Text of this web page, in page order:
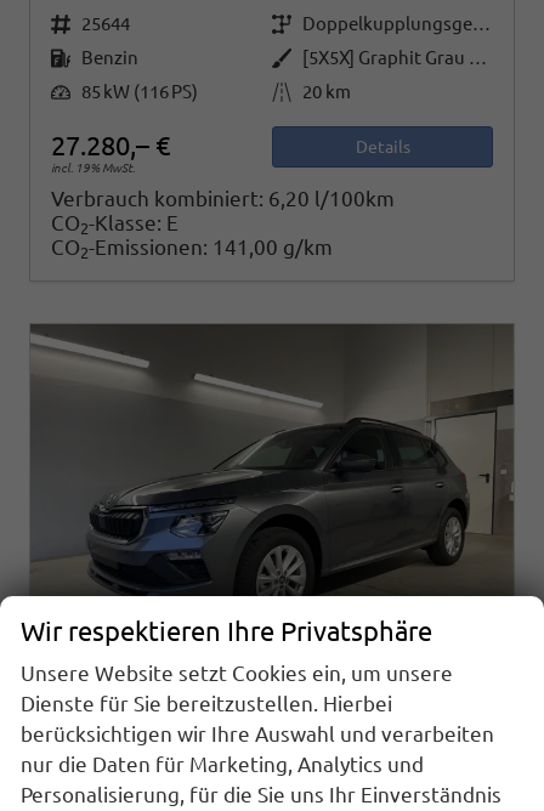
Fahrzeugnr. 25644 Getriebe
Doppelkupplungsgetriebe (DSG)
Kraftstoff Benzin Außenfarbe
[5X5X] Graphit Grau Metallic
Leistung 85 kW (116 PS) Kilometerstand 20 km
27.280,– €
incl. 19% MwSt.
Details
Verbrauch kombiniert: 6,20 l/100km
CO2-Klasse: E
CO2-Emissionen: 141,00 g/km
Skoda Kamiq
Selection 1.0 TSI DSG Matrix+AHK+Kamera+Sunset+PDCvohi+Kessy+Sitzheizung+GV4
sofort lieferbar Neuwagen
Wir respektieren Ihre Privatsphäre
Unsere Website setzt Cookies ein, um unsere
Dienste für Sie bereitzustellen. Hierbei
berücksichtigen wir Ihre Auswahl und verarbeiten
nur die Daten für Marketing, Analytics und
Personalisierung, für die Sie uns Ihr Einverständnis